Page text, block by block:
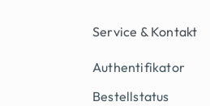
Service & Kontakt
Authentifikator
Bestellstatus